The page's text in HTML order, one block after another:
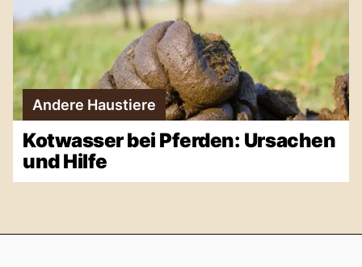
Andere Haustiere
Kotwasser bei Pferden: Ursachen
und Hilfe